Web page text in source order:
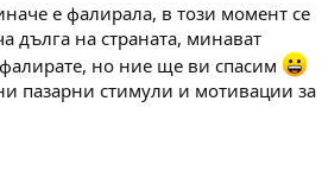
е фалирала, в този момент се
дълга на страната, минават
но ние ще ви спасим
пазарни стимули и мотивации за